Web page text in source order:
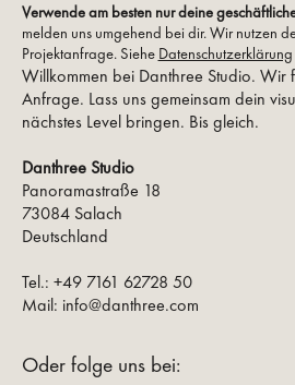
Willkommen bei Danthree Studio. Wir
Anfrage. Lass uns gemeinsam dein
nächstes Level bringen. Bis gleich.
Danthree Studio
Panoramastraße 18
73084 Salach
Deutschland
Tel.: +49 7161 62728 50
Mail: info@danthree.com
Oder folge uns bei:
Verwende am besten nur deine
melden uns umgehend bei dir. Wir nutzen
Projektanfrage. Siehe Datenschutzerklärung